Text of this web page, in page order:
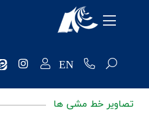
EN
تکنولوژی و تصاویر خط مشی ها